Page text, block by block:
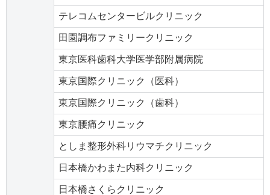
テレコムセンタービルクリニック
田園調布ファミリークリニック
東京医科歯科大学医学部附属病院
東京国際クリニック（医科）
東京国際クリニック（歯科）
東京腰痛クリニック
としま整形外科リウマチクリニック
日本橋かわまた内科クリニック
日本橋さくらクリニック